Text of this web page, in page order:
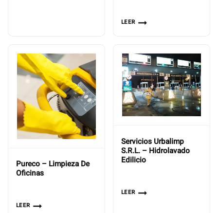
LEER
Pureco – Limpieza De
Oficinas
LEER
Servicios Urbalimp
S.R.L. – Hidrolavado
Edilicio
LEER